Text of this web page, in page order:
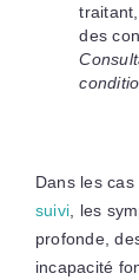
des
Dans les cas
suivi , les
profonde,
incapacité